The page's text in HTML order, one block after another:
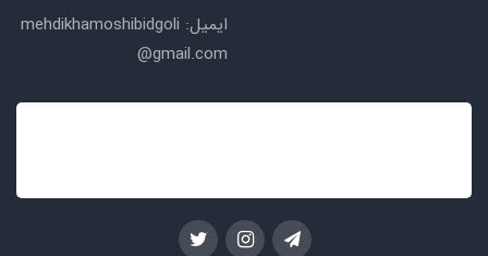
ایمیل: mehdikhamoshibidgoli
@gmail.com